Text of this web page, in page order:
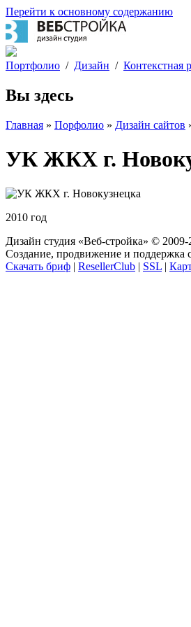
Перейти к основному содержанию
Портфолио / Дизайн / Контекстная
Вы здесь
Главная » Порфолио » Дизайн сайтов
УК ЖКХ г.
2010 год
Дизайн студия «Веб-стройка» ©
Создание, продвижение и поддержка
Скачать бриф | ResellerClub | SSL |